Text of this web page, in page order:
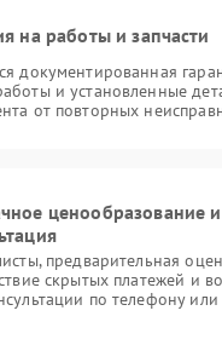
на работы и запчасти
документированная
и установленные
от повторных
ценообразование
предварительная
скрытых платежей и
по телефону